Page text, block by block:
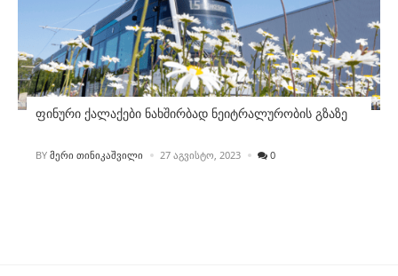
ფინური ქალაქები ნახშირბად ნეიტრალურობის გზაზე
POSTED
BY ᲛᲔᲠᲘ ᲗᲘᲜᲘᲙᲐᲨᲕᲘᲚᲘ 27 ᲐᲒᲕᲘᲡᲢᲝ, 2023 0